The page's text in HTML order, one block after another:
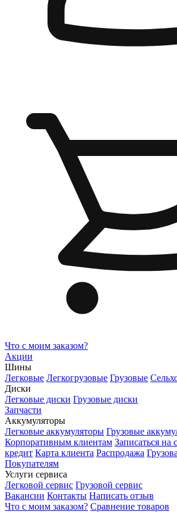
Что с моим заказом?
Акции
Шины
Легковые Легкогрузовые Грузовые
Диски
Легковые диски Грузовые диски
Запчасти
Аккумуляторы
Легковые аккумуляторы Грузовые
Корпоративным клиентам Записаться на
кредит Карта клиента Распродажа
Покупателям
Услуги сервиса
Легковой сервис Грузовой сервис
Вакансии Контакты Написать отзыв
Что с моим заказом? Сравнение товаров